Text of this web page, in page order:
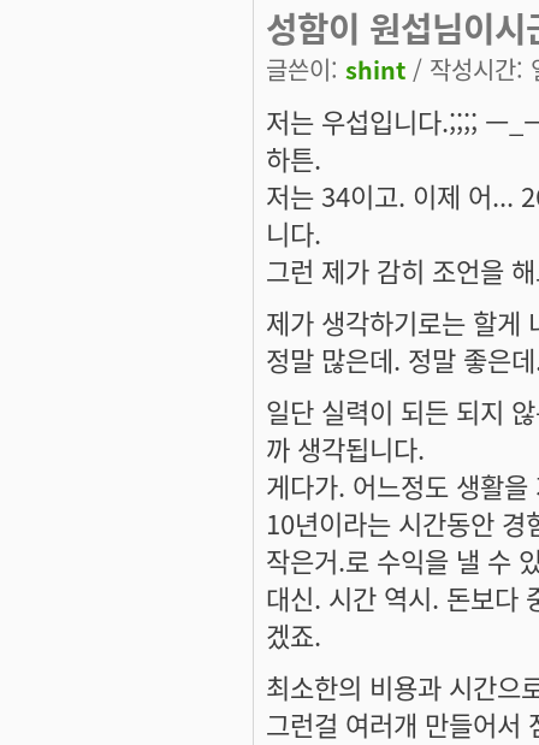
성함이 원섭님이시
글쓴이: shint / 작성시간:
저는 우섭입니다.;;;; ㅡ_
하튼.
저는 34이고. 이제 어...
니다.
그런 제가 감히 조언을
제가 생각하기로는 할게
정말 많은데. 정말 좋은
일단 실력이 되든 되지
까 생각됩니다.
게다가. 어느정도 생활
10년이라는 시간동안
작은거.로 수익을 낼 수
대신. 시간 역시. 돈보다
겠죠.
최소한의 비용과 시간으
그런걸 여러개 만들어서